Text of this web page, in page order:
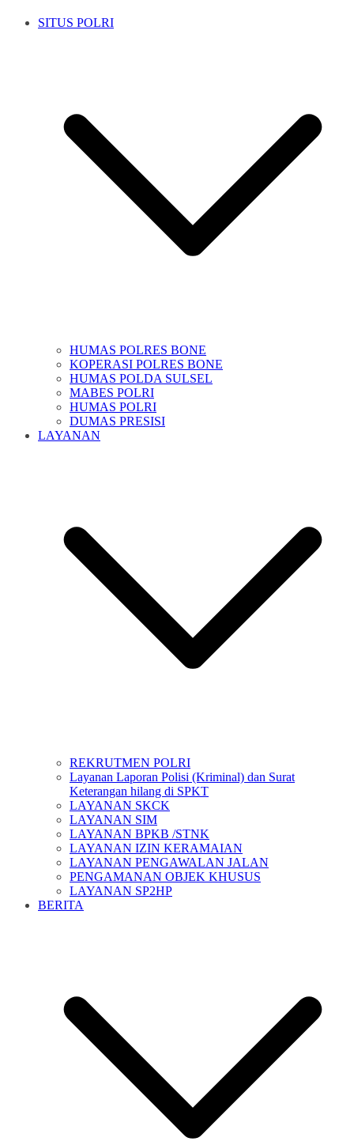
SITUS POLRI
HUMAS POLRES BONE
KOPERASI POLRES BONE
HUMAS POLDA SULSEL
MABES POLRI
HUMAS POLRI
DUMAS PRESISI
LAYANAN
REKRUTMEN POLRI
Layanan Laporan Polisi (Kriminal) dan Surat
Keterangan hilang di SPKT
LAYANAN SKCK
LAYANAN SIM
LAYANAN BPKB /STNK
LAYANAN IZIN KERAMAIAN
LAYANAN PENGAWALAN JALAN
PENGAMANAN OBJEK KHUSUS
LAYANAN SP2HP
BERITA